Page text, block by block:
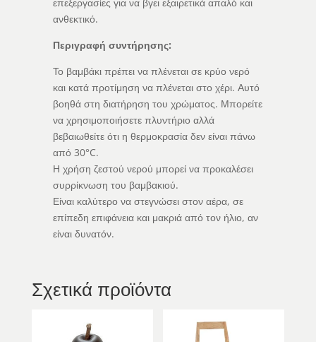
επεξεργασίες για να βγει εξαιρετικά απαλό και
ανθεκτικό.
Περιγραφή συντήρησης:
Το βαμβάκι πρέπει να πλένεται σε κρύο νερό
και κατά προτίμηση να πλένεται στο χέρι. Αυτό
βοηθά στη διατήρηση του χρώματος. Μπορείτε
να χρησιμοποιήσετε πλυντήριο αλλά
βεβαιωθείτε ότι η θερμοκρασία δεν είναι πάνω
από 30°C.
Η χρήση ζεστού νερού μπορεί να προκαλέσει
συρρίκνωση του βαμβακιού.
Είναι καλύτερο να στεγνώσει στον αέρα, σε
επίπεδη επιφάνεια και μακριά από τον ήλιο, αν
είναι δυνατόν.
Σχετικά προϊόντα